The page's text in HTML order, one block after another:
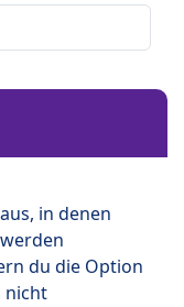
in denen
du die Option
nicht